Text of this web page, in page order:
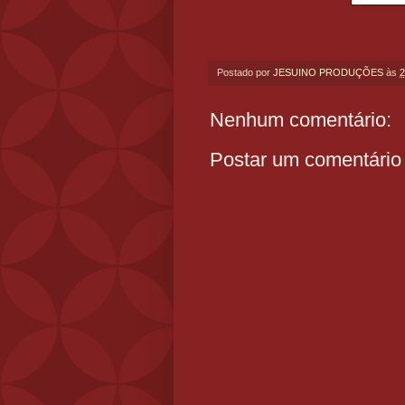
Postado por JESUINO PRODUÇÕES às
Nenhum comentário:
Postar um comentário